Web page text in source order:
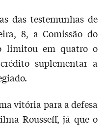
das testemunhas de
8, a Comissão do
limitou em quatro o
suplementar a
vitória para a defesa
Rousseff, já que o